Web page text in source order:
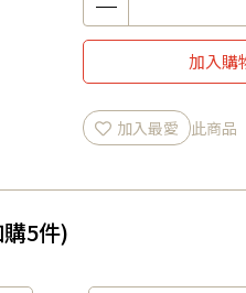
加入購
加入最愛 此商品
5件)